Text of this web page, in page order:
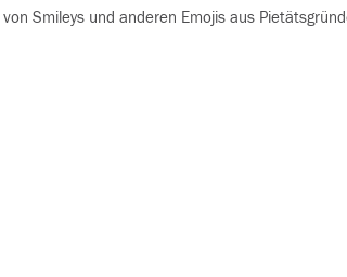
Smileys und anderen Emojis aus